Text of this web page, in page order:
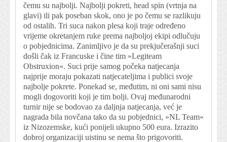
čemu su najbolji. Najbolji pokreti, head spin (vrtnja na
glavi) ili pak poseban skok, ono je po čemu se razlikuju
od ostalih. Tri suca nakon plesa koji traje određeno
vrijeme okretanjem ruke prema najboljoj ekipi odlučuju
o pobjednicima. Zanimljivo je da su prekjučerašnji suci
došli čak iz Francuske i čine tim »Legiteam
Obstruxion«. Suci prije samog počeka natjecanja
najprije moraju pokazati natjecateljima i publici svoje
najbolje pokrete. Ponekad se, međutim, ni oni sami nisu
mogli dogovoriti koji je tim bolji. Ovaj međunarodni
turnir nije se bodovao za daljnja natjecanja, već je
nagrada bila novčana tako da su pobjednici, »NL Team«
iz Nizozemske, kući ponijeli ukupno 500 eura. Izrazito
dobroj organizaciji uistinu se nema što prigovoriti.